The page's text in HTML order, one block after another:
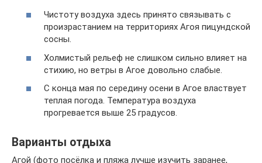
Чистоту воздуха здесь принято связывать с
произрастанием на территориях Агоя пицундской
сосны.
Холмистый рельеф не слишком сильно влияет на
стихию, но ветры в Агое довольно слабые.
С конца мая по середину осени в Агое властвует
теплая погода. Температура воздуха
прогревается выше 25 градусов.
Варианты отдыха
Агой (фото посёлка и пляжа лучше изучить заранее,